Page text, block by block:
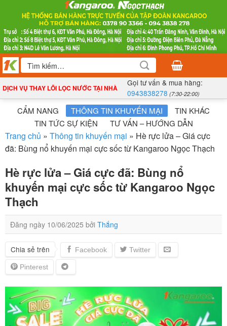
nội
dung
Tìm
kiếm:
DỊCH VỤ THAY LÕI LỌC NƯỚC TẠI NHÀ
Gọi tư vấn & mua hàng:
0943838278 (7:30-22:00)
CẨM NANG THÔNG TIN KHUYẾN MẠI
TIN KHÁC
TIN TỨC SỰ KIỆN
TƯ VẤN – HƯỚNG DẪN
Trang chủ » Thông tin khuyến mại » Hè rực lửa – Giá cực
đã: Bùng nổ khuyến mại cực sốc từ Kangaroo Ngọc Thạch
Hè rực lửa – Giá cực đã: Bùng nổ
khuyến mại cực sốc từ Kangaroo Ngọc
Thạch
Đăng ngày 10/06/2025 bởi Thắng
Chia sẻ trên